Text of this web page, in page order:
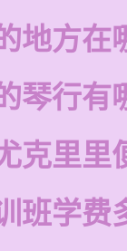
地方在
琴行有
克里里
班学费